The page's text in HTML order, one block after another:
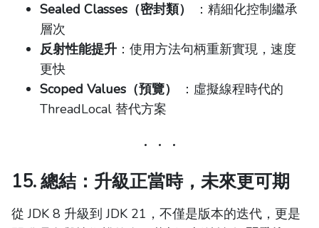
Sealed Classes（密封類）
：精細化控制繼承
層次
反射性能提升 ：使用方法句柄重新實現，速度
更快
Scoped Values（預覽）
：虛擬線程時代的
ThreadLocal 替代方案
15. 總結：升級正當時，未來更可期
從 JDK 8 升級到 JDK 21，不僅是版本的迭代，更是